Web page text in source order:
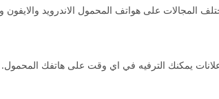
يمكنك الترفيه في اي وقت على هاتفك المحمول.